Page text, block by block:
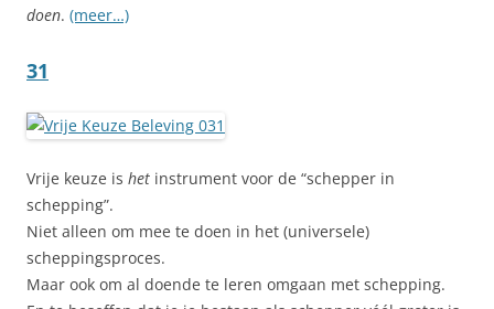
doen. (meer…)
31
Vrije keuze is het instrument voor de “schepper in
schepping”.
Niet alleen om mee te doen in het (universele)
scheppingsproces.
Maar ook om al doende te leren omgaan met schepping.